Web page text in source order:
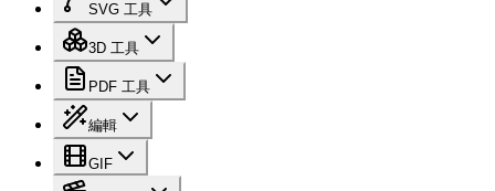
SVG 工具
3D 工具
PDF 工具
編輯
GIF